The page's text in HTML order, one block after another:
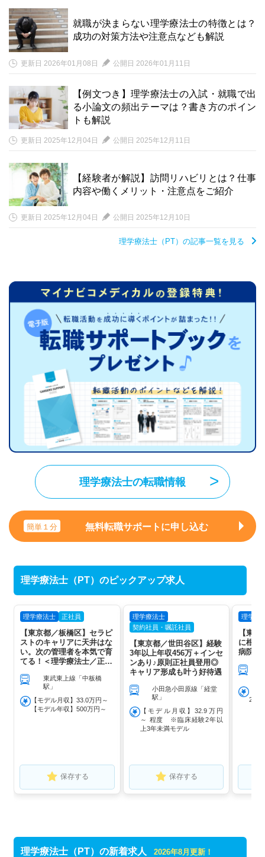
就職が決まらない理学療法士の特徴とは？
成功の対策方法や注意点なども解説
更新日 2026年01月08日 公開日 2026年01月11日
【例文つき】理学療法士の入試・就職で出
る小論文の頻出テーマは？書き方のポイン
トも解説
更新日 2025年12月04日 公開日 2025年12月11日
【経験者が解説】訪問リハビリとは？仕事
内容や働くメリット・注意点をご紹介
更新日 2025年12月04日 公開日 2025年12月10日
理学療法士（PT）の記事一覧を見る
理学療法士の転職情報
簡単１分 無料転職サポートに申し込む
理学療法士（PT）のピックアップ求人
理学療法士 正社員
【東京都／板橋区】セラピ
ストのキャリアに天井はな
い。次の管理者を本気で育
てる！＜理学療法士／正社
東武東上線「中板橋
駅」
【モデル月収】33.0万円～
【モデル年収】500万円～
保存する
理学療法士
契約社員・嘱託社員
【東京都／世田谷区】経験
3年以上年収456万＋インセ
ンあり♪原則正社員登用◎
キャリア形成も叶う好待遇
小田急小田原線「経堂
駅」
【モデル月収】32.9万円
～ 程度 ※臨床経験2年以
上3年未満モデル
保存する
理学療
【東
に根ざ
病院で
27.0
理学療法士（PT）の新着求人 2026年8月更新！